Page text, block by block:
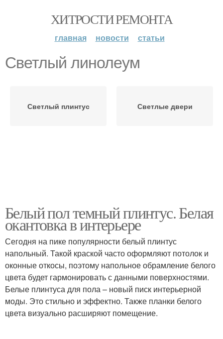
ХИТРОСТИ РЕМОНТА
главная новости статьи
Светлый линолеум
Светлый плинтус Светлые двери
Белый пол темный плинтус. Белая
окантовка в интерьере
Сегодня на пике популярности белый плинтус
напольный. Такой краской часто оформляют потолок и
оконные откосы, поэтому напольное обрамление белого
цвета будет гармонировать с данными поверхностями.
Белые плинтуса для пола – новый писк интерьерной
моды. Это стильно и эффектно. Также планки белого
цвета визуально расширяют помещение.